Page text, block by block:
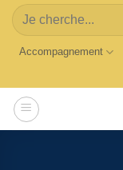
Skip
content
Search
for:
Accompagnement